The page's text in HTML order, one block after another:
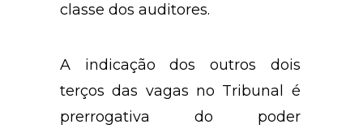
classe dos auditores.
A indicação dos outros dois
terços das vagas no Tribunal é
prerrogativa do poder